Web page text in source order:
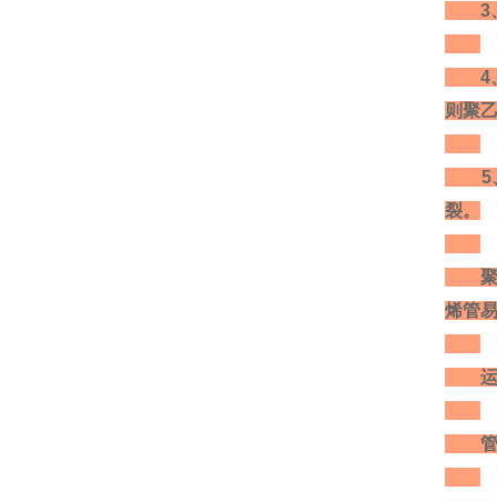
3、
4、
则聚
5
裂。
聚乙
烯管
运输
管材